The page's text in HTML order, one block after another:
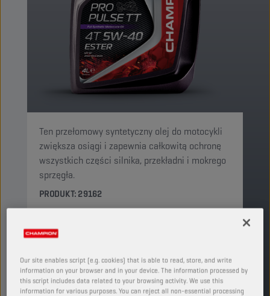
Ten przełomowy syntetyczny olej do motocykli
zwiększa osiągi i zapewnia całkowitą ochronę
wszystkich części silnika, przekładni i mokrego
sprzęgła.
PRODUKT: 29162
TDS MSDS
Our site enables script (e.g. cookies) that is able to read, store, and write
information on your browser and in your device. The information processed by
this script includes data related to your browsing activity. We use this
information for various purposes. You can reject all non-essential processing